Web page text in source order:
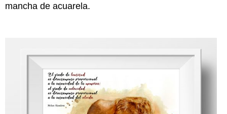
mancha de acuarela.